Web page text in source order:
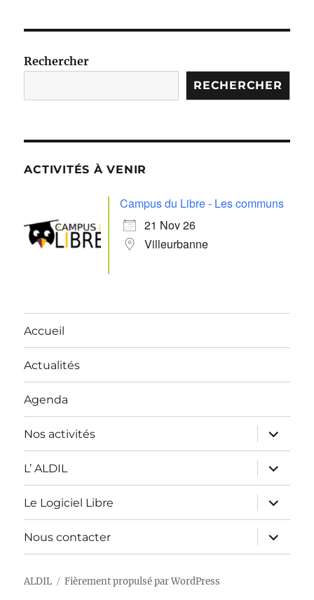
Rechercher
RECHERCHER
ACTIVITÉS À VENIR
Campus du Libre - Les communs
21 Nov 26
Villeurbanne
Accueil
Actualités
Agenda
Nos activités
ouvrir
le
sous-
menu
L’ ALDIL
ouvrir
le
sous-
menu
Le Logiciel Libre
ouvrir
le
sous-
menu
Nous contacter
ouvrir
le
sous-
ALDIL Fièrement propulsé par WordPress